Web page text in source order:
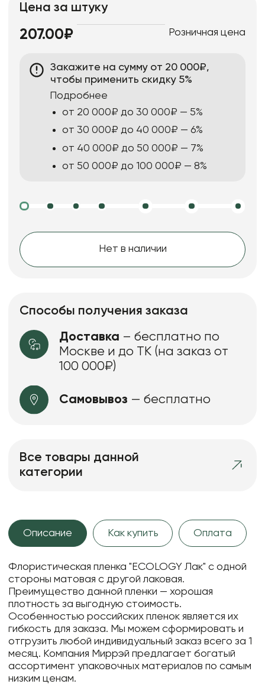
Цена за штуку
207.00₽ Розничная цена
Закажите на сумму от 20 000₽,
чтобы применить скидку 5%
Подробнее
от 20 000₽ до 30 000₽ — 5%
от 30 000₽ до 40 000₽ — 6%
от 40 000₽ до 50 000₽ — 7%
от 50 000₽ до 100 000₽ — 8%
Нет в наличии
Способы получения заказа
Доставка – бесплатно по
Москве и до ТК (на заказ от
100 000₽)
Самовывоз — бесплатно
Все товары данной
категории
Описание Как купить Оплата
Флористическая пленка "ECOLOGY Лак" с одной
стороны матовая с другой лаковая.
Преимущество данной пленки — хорошая
плотность за выгодную стоимость.
Особенностью российских пленок является их
гибкость для заказа. Мы можем сформировать и
отгрузить любой индивидуальный заказ всего за 1
месяц. Компания Миррэй предлагает богатый
ассортимент упаковочных материалов по самым
низким ценам.